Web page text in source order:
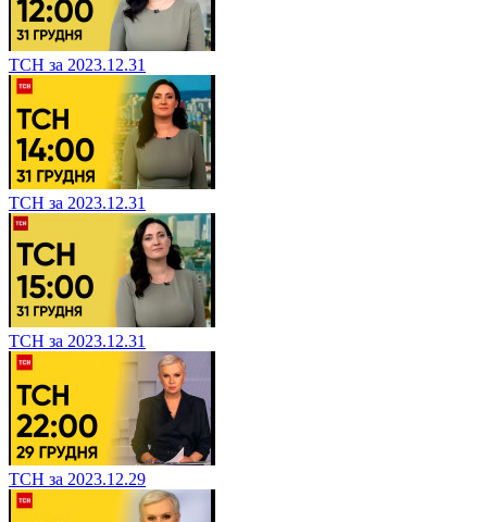
ТСН за 2023.12.31
ТСН за 2023.12.31
ТСН за 2023.12.31
ТСН за 2023.12.29